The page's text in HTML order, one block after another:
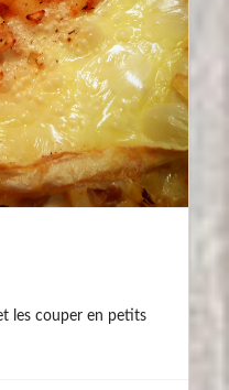
les couper en petits